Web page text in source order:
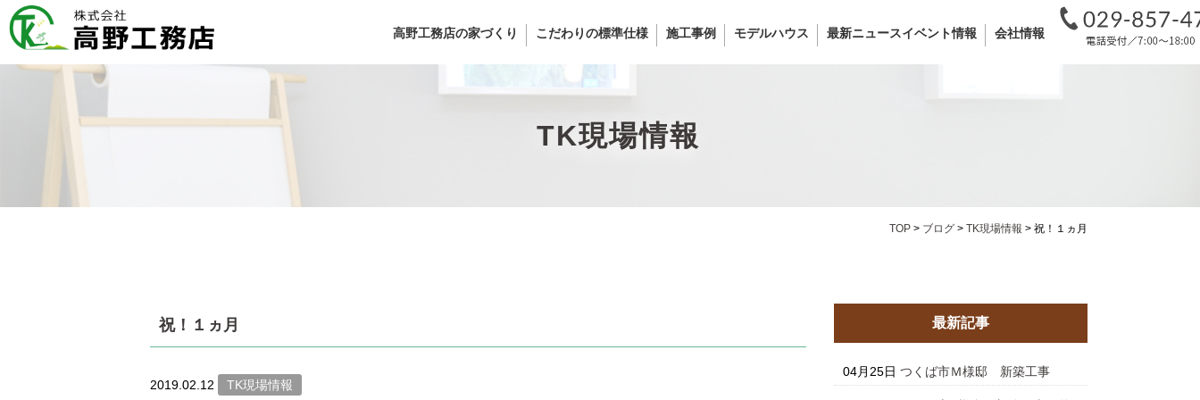
高野工務店の家づくり こだわりの標準仕様 施工事例 モデルハウス 最新ニュースイベント情報 会社情報
TK現場情報
TOP> ブログ> TK現場情報 > 祝！１ヵ月
祝！１ヵ月
2019.02.12 TK現場情報
最新記事
04月25日 つくば市Ｍ様邸 新築工事